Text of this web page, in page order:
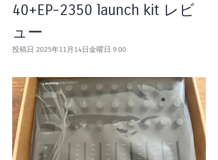
40+EP-2350 launch kit レビ
ュー
投稿日 2025年11月14日金曜日 9:00